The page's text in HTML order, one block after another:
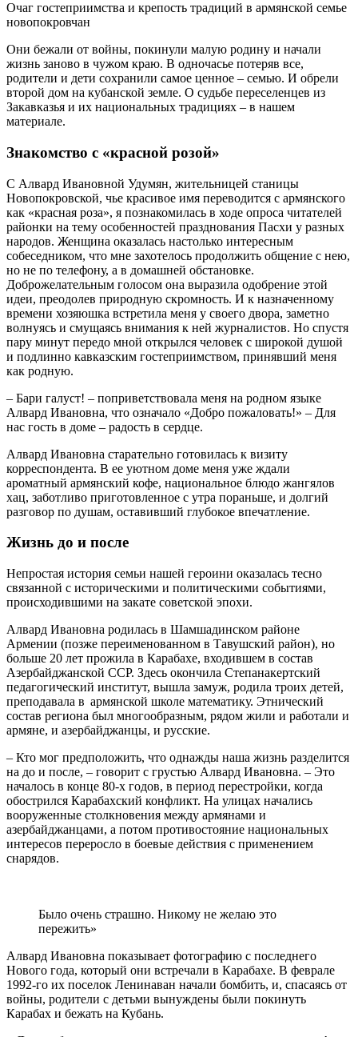
Очаг гостеприимства и крепость традиций в армянской семье
новопокровчан
Они бежали от войны, покинули малую родину и начали
жизнь заново в чужом краю. В одночасье потеряв все,
родители и дети сохранили самое ценное – семью. И обрели
второй дом на кубанской земле. О судьбе переселенцев из
Закавказья и их национальных традициях – в нашем
материале.
Знакомство с «красной розой»
С Алвард Ивановной Удумян, жительницей станицы
Новопокровской, чье красивое имя переводится с армянского
как «красная роза», я познакомилась в ходе опроса читателей
районки на тему особенностей празднования Пасхи у разных
народов. Женщина оказалась настолько интересным
собеседником, что мне захотелось продолжить общение с нею,
но не по телефону, а в домашней обстановке.
Доброжелательным голосом она выразила одобрение этой
идеи, преодолев природную скромность. И к назначенному
времени хозяюшка встретила меня у своего двора, заметно
волнуясь и смущаясь внимания к ней журналистов. Но спустя
пару минут передо мной открылся человек с широкой душой
и подлинно кавказским гостеприимством, принявший меня
как родную.
– Бари галуст! – поприветствовала меня на родном языке
Алвард Ивановна, что означало «Добро пожаловать!» – Для
нас гость в доме – радость в сердце.
Алвард Ивановна старательно готовилась к визиту
корреспондента. В ее уютном доме меня уже ждали
ароматный армянский кофе, национальное блюдо жангялов
хац, заботливо приготовленное с утра пораньше, и долгий
разговор по душам, оставивший глубокое впечатление.
Жизнь до и после
Непростая история семьи нашей героини оказалась тесно
связанной с историческими и политическими событиями,
происходившими на закате советской эпохи.
Алвард Ивановна родилась в Шамшадинском районе
Армении (позже переименованном в Тавушский район), но
больше 20 лет прожила в Карабахе, входившем в состав
Азербайджанской ССР. Здесь окончила Степанакертский
педагогический институт, вышла замуж, родила троих детей,
преподавала в армянской школе математику. Этнический
состав региона был многообразным, рядом жили и работали и
армяне, и азербайджанцы, и русские.
– Кто мог предположить, что однажды наша жизнь разделится
на до и после, – говорит с грустью Алвард Ивановна. – Это
началось в конце 80-х годов, в период перестройки, когда
обострился Карабахский конфликт. На улицах начались
вооруженные столкновения между армянами и
азербайджанцами, а потом противостояние национальных
интересов переросло в боевые действия с применением
снарядов.
Было очень страшно. Никому не желаю это
пережить»
Алвард Ивановна показывает фотографию с последнего
Нового года, который они встречали в Карабахе. В феврале
1992-го их поселок Ленинаван начали бомбить, и, спасаясь от
войны, родители с детьми вынуждены были покинуть
Карабах и бежать на Кубань.